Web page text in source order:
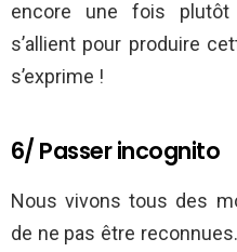
encore une fois
s’allient pour produire
s’exprime !
6/ Passer incognito
Nous vivons tous des
de ne pas être